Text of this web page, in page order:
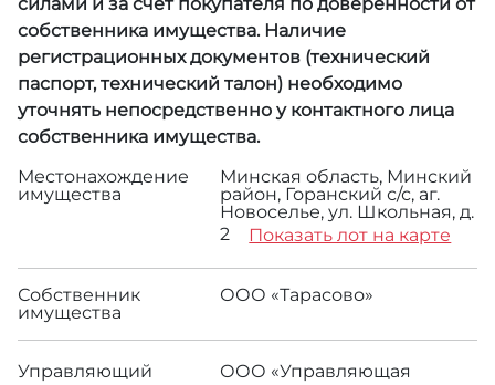
собственника имущества. Наличие
регистрационных документов (технический
паспорт, технический талон) необходимо
уточнять непосредственно у контактного лица
собственника имущества.
Местонахождение
имущества
Минская область, Минский
район, Горанский с/с, аг.
Новоселье, ул. Школьная, д.
2
Показать лот на карте
Собственник
имущества
ООО «Тарасово»
Управляющий
ООО «Управляющая